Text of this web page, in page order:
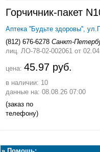
Горчичник-пакет
Аптека ''Будьте здоровы'',
(812) 676-6278 Санкт-
лиц. ЛО-78-02-002061 от
цена: 45.97 руб.
в наличии: 10
данные на: 08.08.26 07:00
(заказ по
телефону)